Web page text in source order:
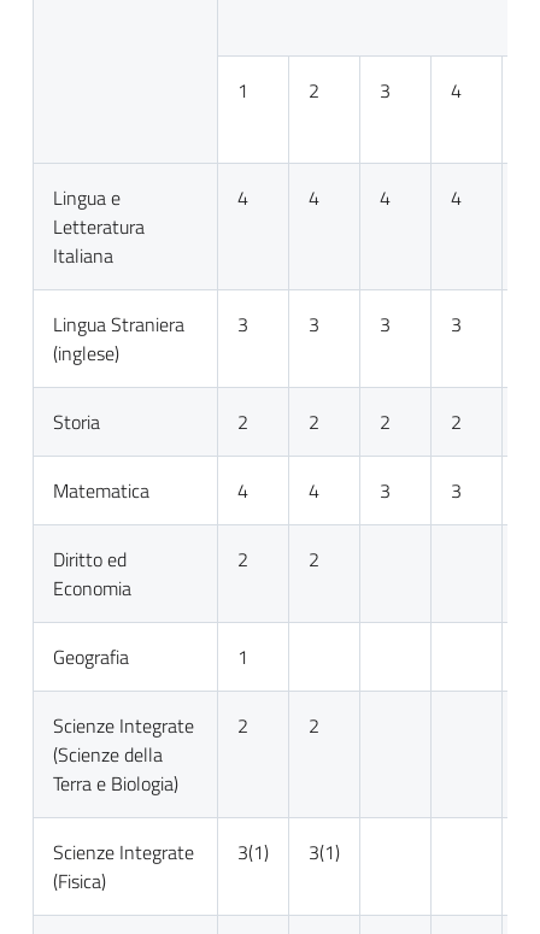
1 2 3 4
Lingua e
Letteratura
Italiana
4 4 4 4
Lingua Straniera
(inglese)
3 3 3 3
Storia 2 2 2 2
Matematica 4 4 3 3
Diritto ed
Economia
2 2
Geografia 1
Scienze Integrate
(Scienze della
Terra e Biologia)
2 2
Scienze Integrate
(Fisica)
3(1) 3(1)